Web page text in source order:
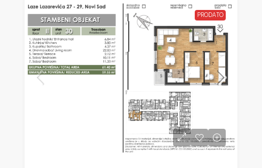
PRODATO